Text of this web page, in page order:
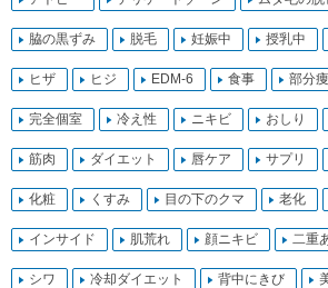
脇の黒ずみ 脱毛 妊娠中 授乳中
ヒザ ヒジ EDM-6 食事 部分
完全個室 冷え性 ニキビ おしり
筋肉 ダイエット 唇ケア サプリ
化粧 くすみ 目の下のクマ 老化
インサイド 肌荒れ 顔ニキビ 二重
シワ 冷却ダイエット 背中にきび